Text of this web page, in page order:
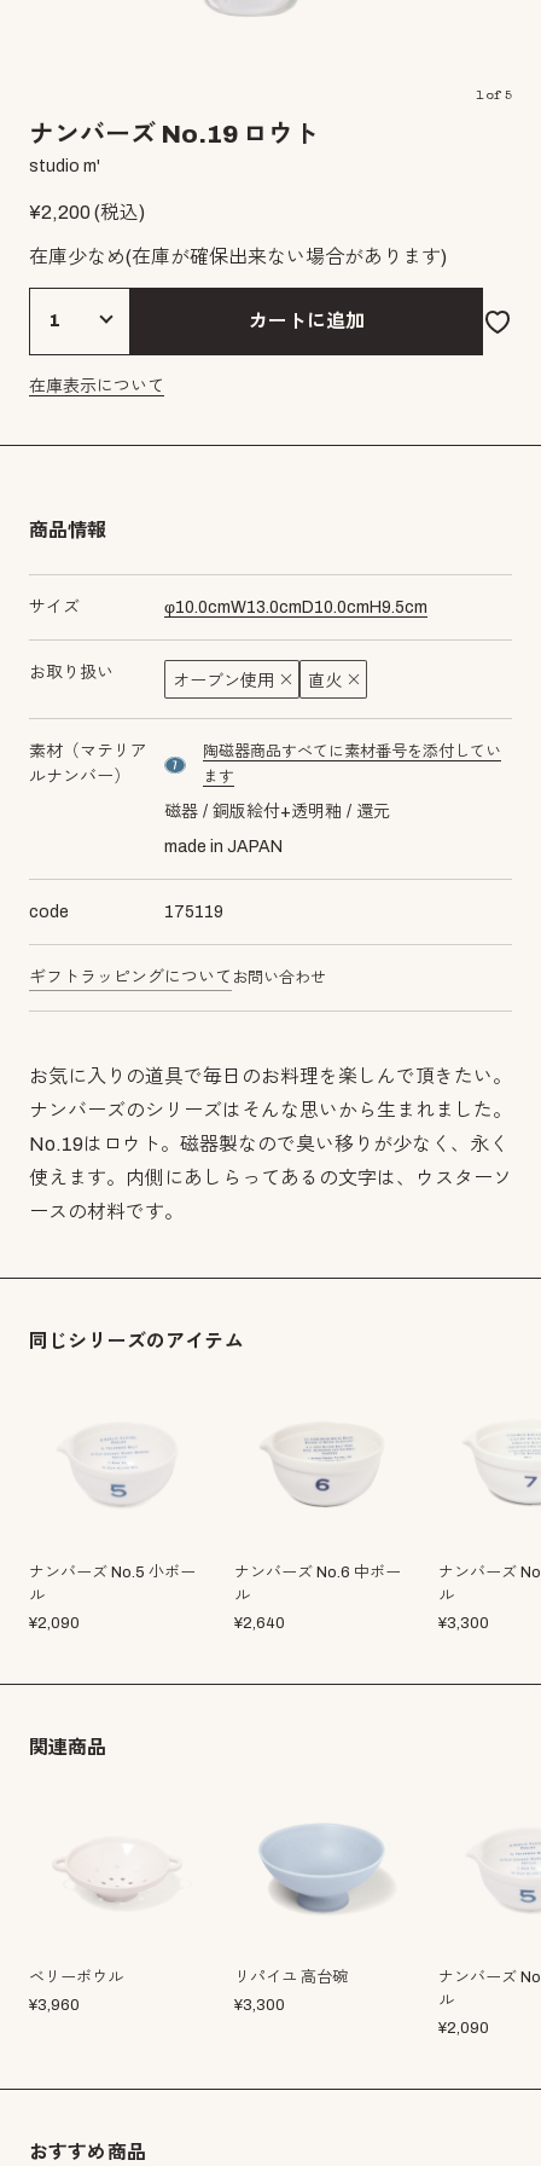
1of 5
ナンバーズ No.19 ロウト
studio m'
¥2,200(税込)
在庫少なめ(在庫が確保出来ない場合があります)
カートに追加
在庫表示について
商品情報
サイズ φ10.0cmW13.0cm D10.0cm H9.5cm
お取り扱い オーブン使用 直火
素材（マテリア
ルナンバー）
material number7
陶磁器商品すべてに素材番号を添付してい
ます
磁器 銅版絵付+透明釉
還元
made in JAPAN
code 175119
ギフトラッピングについて お問い合わせ
お気に入りの道具で毎日のお料理を楽しんで頂きたい。
ナンバーズのシリーズはそんな思いから生まれました。
No.19はロウト。磁器製なので臭い移りが少なく、永く
使えます。内側にあしらってあるの文字は、ウスターソ
ースの材料です。
同じシリーズのアイテム
ナンバーズ No.5 小ボー
ル
¥2,090
ナンバーズ No.6 中ボー
ル
¥2,640
ナンバーズ
ル
¥3,300
関連商品
ベリーボウル
¥3,960
リパイユ 高台碗
¥3,300
ナンバーズ
ル
¥2,090
おすすめ商品